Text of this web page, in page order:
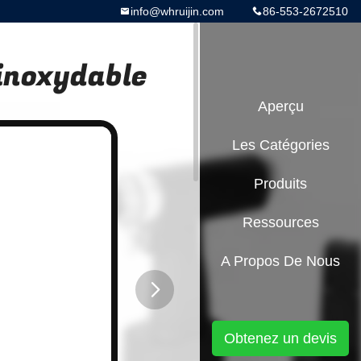
86-553-2672510
info@whruijin.com
button
Aperçu
Les Catégories
Produits
Ressources
A Propos De Nous
Obtenez un devis